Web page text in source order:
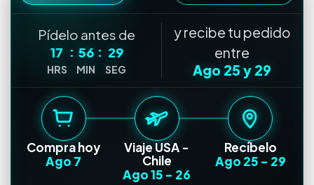
Pídelo antes de
17
HRS
: 56
MIN
: 28
SEG
y recibe tu pedido
entre
Ago 25 y 29
Compra hoy
Ago 7
Viaje USA -
Chile
Ago 15 - 26
Recíbelo
Ago 25- 29